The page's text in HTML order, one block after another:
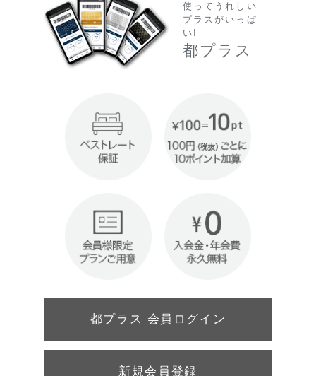
使ってうれしい
プラスがいっぱ
い!
都プラス
都プラス 会員ログイン
新規会員登録